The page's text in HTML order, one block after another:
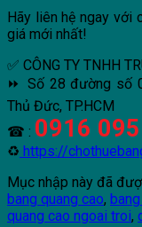
Hãy liên hệ ngay với
giá mới nhất!
✅ CÔNG TY TNHH
⏩ Số 28 đường số
Thủ Đức, TP.HCM
☎ : 0916
♻ https://
Mục nhập này đã
bang quang cao,
quang cao ngoai troi,